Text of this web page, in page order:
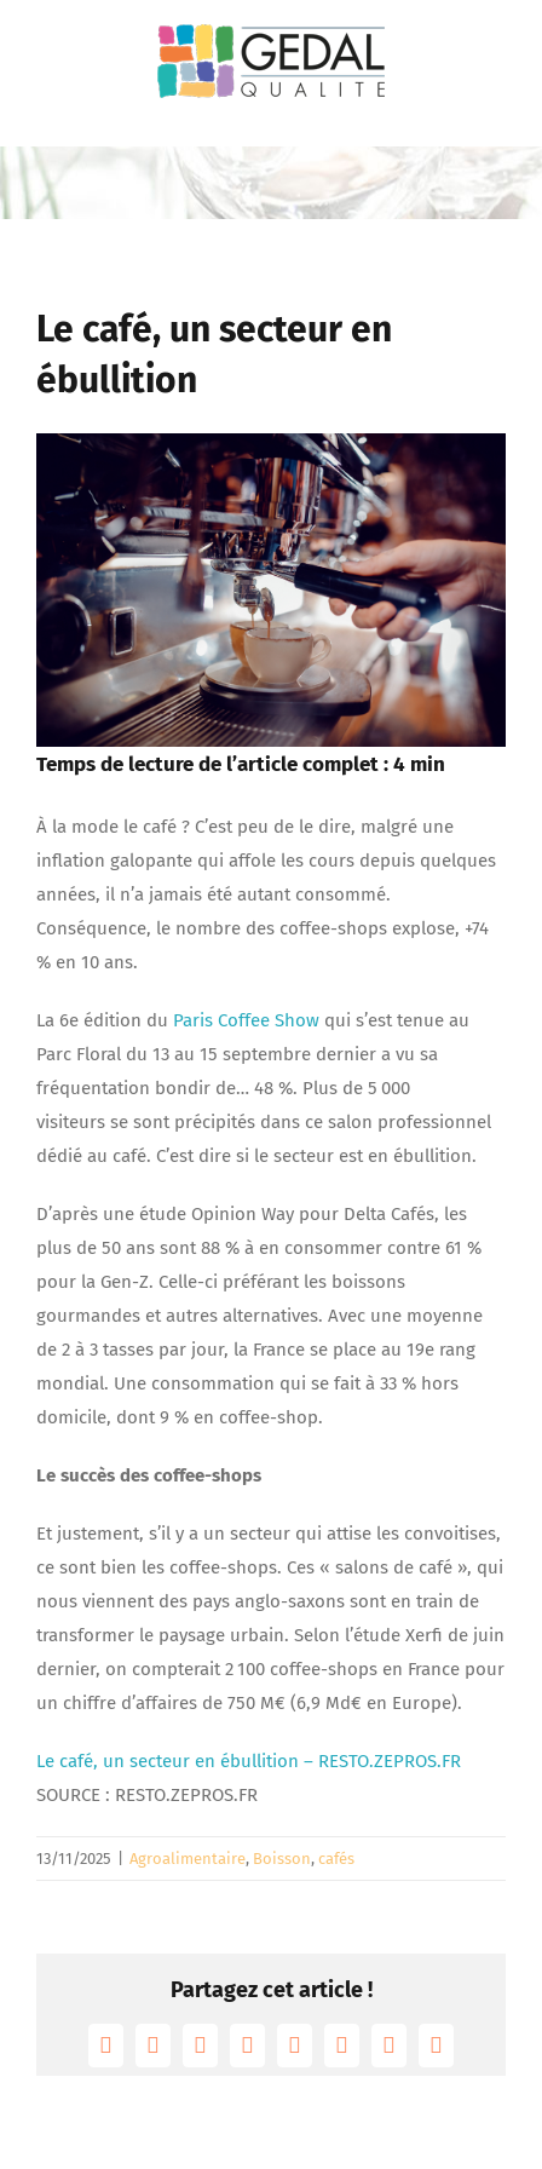
Le café, un secteur en
ébullition
Temps de lecture de l’article complet : 4 min
À la mode le café ? C’est peu de le dire, malgré une
inflation galopante qui affole les cours depuis quelques
années, il n’a jamais été autant consommé.
Conséquence, le nombre des coffee-shops explose, +74
% en 10 ans.
La 6e édition du Paris Coffee Show qui s’est tenue au
Parc Floral du 13 au 15 septembre dernier a vu sa
fréquentation bondir de… 48 %. Plus de 5 000
visiteurs se sont précipités dans ce salon professionnel
dédié au café. C’est dire si le secteur est en ébullition.
D’après une étude Opinion Way pour Delta Cafés, les
plus de 50 ans sont 88 % à en consommer contre 61 %
pour la Gen-Z. Celle-ci préférant les boissons
gourmandes et autres alternatives. Avec une moyenne
de 2 à 3 tasses par jour, la France se place au 19e rang
mondial. Une consommation qui se fait à 33 % hors
domicile, dont 9 % en coffee-shop.
Le succès des coffee-shops
Et justement, s’il y a un secteur qui attise les convoitises,
ce sont bien les coffee-shops. Ces « salons de café », qui
nous viennent des pays anglo-saxons sont en train de
transformer le paysage urbain. Selon l’étude Xerfi de juin
dernier, on compterait 2 100 coffee-shops en France pour
un chiffre d’affaires de 750 M€ (6,9 Md€ en Europe).
Le café, un secteur en ébullition – RESTO.ZEPROS.FR
SOURCE : RESTO.ZEPROS.FR
13/11/2025 Agroalimentaire, Boisson, cafés
Partagez cet article !
FacebookTwitterRedditLinkedInTumblrPinterest
Vk Email